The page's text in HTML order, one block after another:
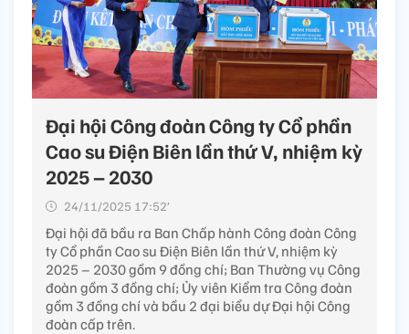
Đại hội Công đoàn Công ty Cổ phần
Cao su Điện Biên lần thứ V, nhiệm kỳ
2025 – 2030
24/11/2025 17:52’
Đại hội đã bầu ra Ban Chấp hành Công đoàn Công
ty Cổ phần Cao su Điện Biên lần thứ V, nhiệm kỳ
2025 – 2030 gồm 9 đồng chí; Ban Thường vụ Công
đoàn gồm 3 đồng chí; Ủy viên Kiểm tra Công đoàn
gồm 3 đồng chí và bầu 2 đại biểu dự Đại hội Công
đoàn cấp trên.